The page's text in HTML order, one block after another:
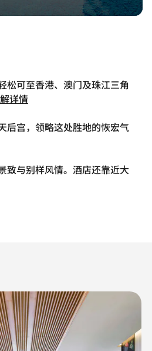
松可至香港、澳门及珠江三角
详情
后宫，领略这处胜地的恢宏气
致与别样风情。酒店还靠近大